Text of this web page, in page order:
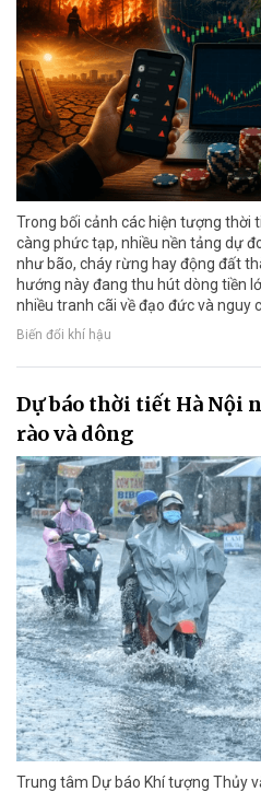
Trong bối cảnh các hiện tượng thời
càng phức tạp, nhiều nền tảng dự
như bão, cháy rừng hay động đất
hướng này đang thu hút dòng tiền
nhiều tranh cãi về đạo đức và nguy
Biến đổi khí hậu
Dự báo thời tiết Hà Nội
rào và dông
Trung tâm Dự báo Khí tượng Thủy